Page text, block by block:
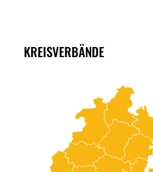
KREISVERBÄNDE